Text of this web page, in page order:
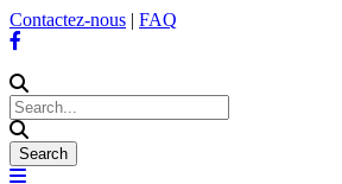
Contactez-nous | FAQ